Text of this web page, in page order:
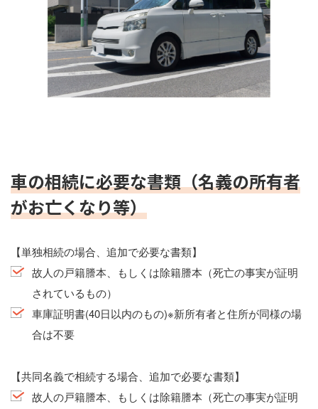
車の相続に必要な書類（名義の所有者
がお亡くなり等）
【単独相続の場合、追加で必要な書類】
故人の戸籍謄本、もしくは除籍謄本（死亡の事実が証明
されているもの）
車庫証明書(40日以内のもの)※新所有者と住所が同様の場
合は不要
【共同名義で相続する場合、追加で必要な書類】
故人の戸籍謄本、もしくは除籍謄本（死亡の事実が証明